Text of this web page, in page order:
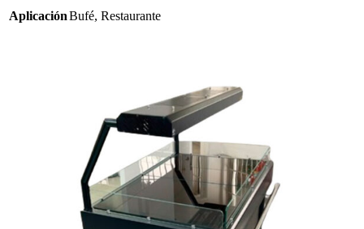
AplicaciónBufé, Restaurante